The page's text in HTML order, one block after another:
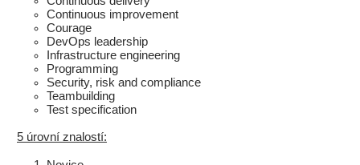
Continuous improvement
Courage
DevOps leadership
Infrastructure engineering
Programming
Security, risk and compliance
Teambuilding
Test specification
5 úrovní znalostí: